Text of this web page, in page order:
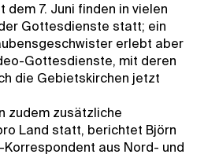
dem 7. Juni finden in vielen
Gottesdienste statt; ein
erlebt aber
Gottesdienste, mit deren
die Gebietskirchen jetzt
zudem zusätzliche
Land statt, berichtet Björn
Korrespondent aus Nord- und